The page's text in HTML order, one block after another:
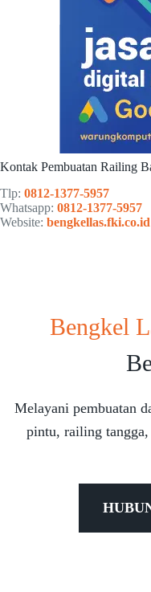
Kontak Pembuatan Railing
Tlp: 0812-1377-5957
Whatsapp: 0812-1377-5957
Website: bengkellas.fki.co.id
Bengkel
Melayani pembuatan
pintu, railing